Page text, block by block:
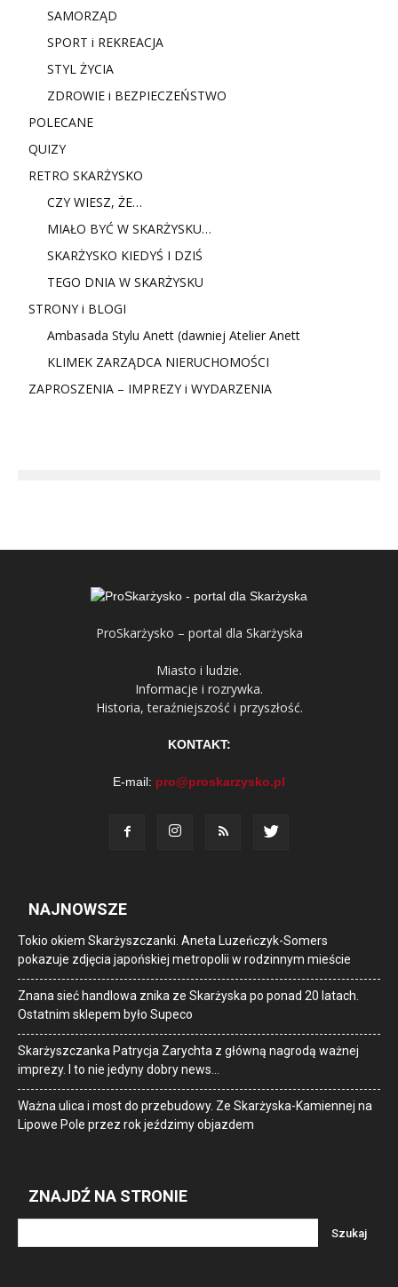
SAMORZĄD
SPORT i REKREACJA
STYL ŻYCIA
ZDROWIE i BEZPIECZEŃSTWO
POLECANE
QUIZY
RETRO SKARŻYSKO
CZY WIESZ, ŻE…
MIAŁO BYĆ W SKARŻYSKU…
SKARŻYSKO KIEDYŚ I DZIŚ
TEGO DNIA W SKARŻYSKU
STRONY i BLOGI
Ambasada Stylu Anett (dawniej Atelier Anett
KLIMEK ZARZĄDCA NIERUCHOMOŚCI
ZAPROSZENIA – IMPREZY i WYDARZENIA
ProSkarżysko – portal dla Skarżyska
Miasto i ludzie.
Informacje i rozrywka.
Historia, teraźniejszość i przyszłość.
KONTAKT:
E-mail: pro@proskarzysko.pl
NAJNOWSZE
Tokio okiem Skarżyszczanki. Aneta Luzeńczyk-Somers
pokazuje zdjęcia japońskiej metropolii w rodzinnym mieście
Znana sieć handlowa znika ze Skarżyska po ponad 20 latach.
Ostatnim sklepem było Supeco
Skarżyszczanka Patrycja Zarychta z główną nagrodą ważnej
imprezy. I to nie jedyny dobry news…
Ważna ulica i most do przebudowy. Ze Skarżyska-Kamiennej na
Lipowe Pole przez rok jeździmy objazdem
ZNAJDŹ NA STRONIE